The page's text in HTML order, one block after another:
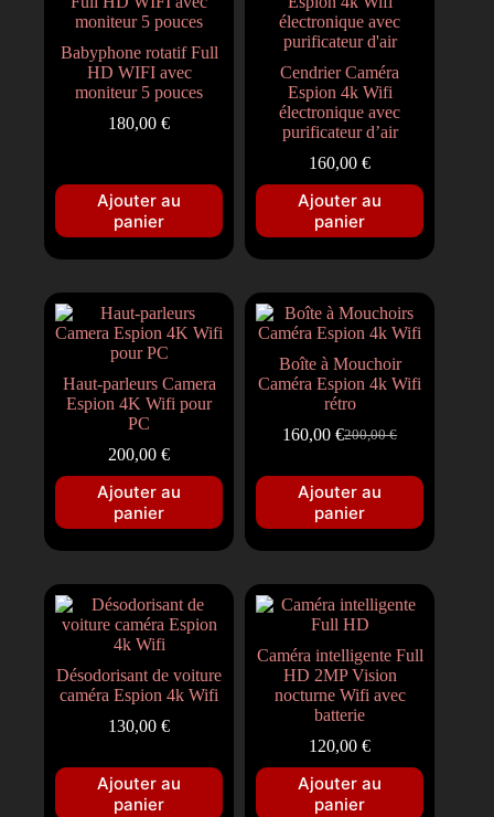
Babyphone rotatif Full
HD WIFI avec
moniteur 5 pouces
180,00€
Ajouter au
panier
Cendrier Caméra
Espion 4k Wifi
électronique avec
purificateur d’air
160,00€
Ajouter au
panier
Haut-parleurs Camera
Espion 4K Wifi pour
PC
200,00€
Ajouter au
panier
Boîte à Mouchoir
Caméra Espion 4k Wifi
rétro
200,00€
160,00€
Ajouter au
panier
Désodorisant de voiture
caméra Espion 4k Wifi
130,00€
Ajouter au
panier
Caméra intelligente Full
HD 2MP Vision
nocturne Wifi avec
batterie
120,00€
Ajouter au
panier